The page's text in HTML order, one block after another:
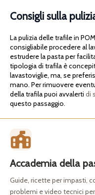
Consigli sulla
La pulizia delle trafile in
consigliabile procedere al
estrudere la pasta per
tipologia di trafila è
lavastoviglie, ma, se
mano. Per rimuovere
della trafila puoi avvalerti di
questo passaggio.
Accademia della
Guide, ricette per impasti,
problemi e video tecnici